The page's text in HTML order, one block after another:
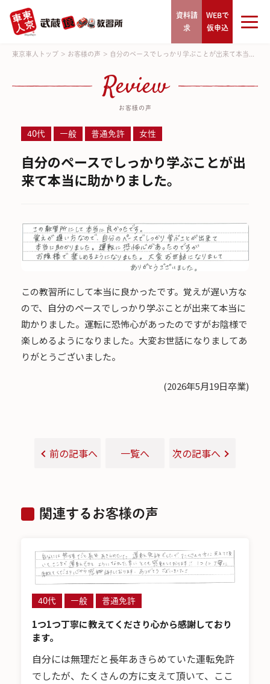
資料請
求
WEBで
仮申込
東京車人トップ > お客様の声 > 自分のペースでしっかり学ぶことが出来て本当...
Review
お客様の声
40代 一般 普通免許 女性
自分のペースでしっかり学ぶことが出
来て本当に助かりました。
この教習所にして本当に良かったです。覚えが遅い方な
ので、自分のペースでしっかり学ぶことが出来て本当に
助かりました。運転に恐怖心があったのですがお陰様で
楽しめるようになりました。大変お世話になりましてあ
りがとうございました。
(2026年5月19日卒業)
前の記事へ 一覧へ 次の記事へ
関連するお客様の声
40代 一般 普通免許
1つ1つ丁寧に教えてくださり心から感謝しており
ます。
自分には無理だと長年あきらめていた運転免許
でしたが、たくさんの方に支えて頂いて、ここ